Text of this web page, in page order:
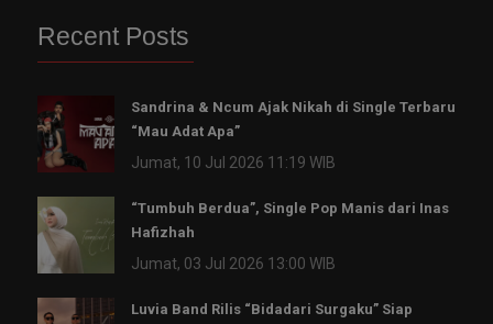
Recent Posts
Sandrina & Ncum Ajak Nikah di Single Terbaru
“Mau Adat Apa”
Jumat, 10 Jul 2026 11:19 WIB
“Tumbuh Berdua”, Single Pop Manis dari Inas
Hafizhah
Jumat, 03 Jul 2026 13:00 WIB
Luvia Band Rilis “Bidadari Surgaku” Siap